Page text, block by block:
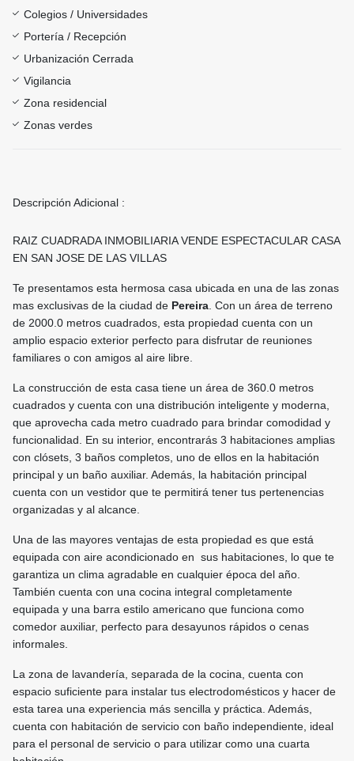
Colegios / Universidades
Portería / Recepción
Urbanización Cerrada
Vigilancia
Zona residencial
Zonas verdes
Descripción Adicional :
RAIZ CUADRADA INMOBILIARIA VENDE ESPECTACULAR CASA
EN SAN JOSE DE LAS VILLAS
Te presentamos esta hermosa casa ubicada en una de las zonas
mas exclusivas de la ciudad de Pereira . Con un área de terreno
de 2000.0 metros cuadrados, esta propiedad cuenta con un
amplio espacio exterior perfecto para disfrutar de reuniones
familiares o con amigos al aire libre.
La construcción de esta casa tiene un área de 360.0 metros
cuadrados y cuenta con una distribución inteligente y moderna,
que aprovecha cada metro cuadrado para brindar comodidad y
funcionalidad. En su interior, encontrarás 3 habitaciones amplias
con clósets, 3 baños completos, uno de ellos en la habitación
principal y un baño auxiliar. Además, la habitación principal
cuenta con un vestidor que te permitirá tener tus pertenencias
organizadas y al alcance.
Una de las mayores ventajas de esta propiedad es que está
equipada con aire acondicionado en sus habitaciones, lo que te
garantiza un clima agradable en cualquier época del año.
También cuenta con una cocina integral completamente
equipada y una barra estilo americano que funciona como
comedor auxiliar, perfecto para desayunos rápidos o cenas
informales.
La zona de lavandería, separada de la cocina, cuenta con
espacio suficiente para instalar tus electrodomésticos y hacer de
esta tarea una experiencia más sencilla y práctica. Además,
cuenta con habitación de servicio con baño independiente, ideal
para el personal de servicio o para utilizar como una cuarta